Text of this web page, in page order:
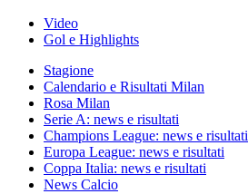
Video
Gol e Highlights
Stagione
Calendario e Risultati Milan
Rosa Milan
Serie A: news e risultati
Champions League: news e risultati
Europa League: news e risultati
Coppa Italia: news e risultati
News Calcio